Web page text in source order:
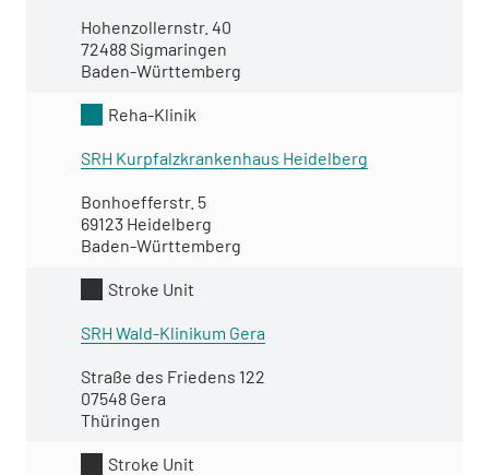
Hohenzollernstr. 40
72488 Sigmaringen
Baden-Württemberg
Reha-Klinik
SRH Kurpfalzkrankenhaus Heidelberg
Bonhoefferstr. 5
69123 Heidelberg
Baden-Württemberg
Stroke Unit
SRH Wald-Klinikum Gera
Straße des Friedens 122
07548 Gera
Thüringen
Stroke Unit